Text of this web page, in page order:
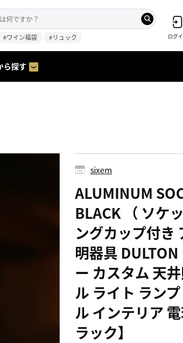
#ワイン福袋 #リュック ログ
ら探す
sixem
ALUMINUM
BLACK （ ソケ
ングカップ付き
明器具
ー カスタム 天
ル ライト ラン
ル インテリア
ラック】